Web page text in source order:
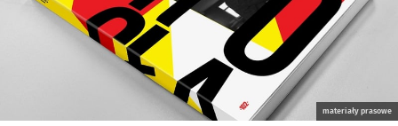
materiały prasowe